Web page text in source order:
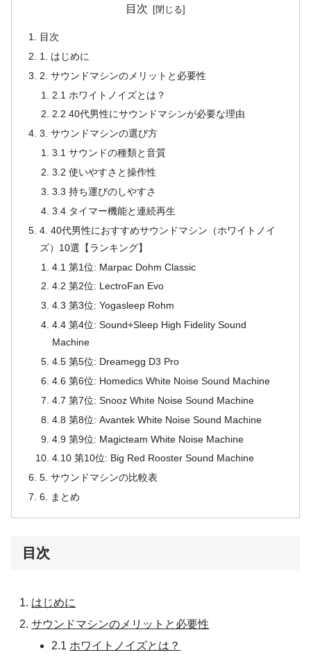
目次
目次
1. はじめに
2. サウンドマシンのメリットと必要性
2.1 ホワイトノイズとは？
2.2 40代男性にサウンドマシンが必要な理由
3. サウンドマシンの選び方
3.1 サウンドの種類と音質
3.2 使いやすさと操作性
3.3 持ち運びのしやすさ
3.4 タイマー機能と連続再生
4. 40代男性におすすめサウンドマシン（ホワイトノイ
ズ）10選【ランキング】
4.1 第1位: Marpac Dohm Classic
4.2 第2位: LectroFan Evo
4.3 第3位: Yogasleep Rohm
4.4 第4位: Sound+Sleep High Fidelity Sound
Machine
4.5 第5位: Dreamegg D3 Pro
4.6 第6位: Homedics White Noise Sound Machine
4.7 第7位: Snooz White Noise Sound Machine
4.8 第8位: Avantek White Noise Sound Machine
4.9 第9位: Magicteam White Noise Machine
4.10 第10位: Big Red Rooster Sound Machine
5. サウンドマシンの比較表
6. まとめ
目次
はじめに
サウンドマシンのメリットと必要性
2.1 ホワイトノイズとは？